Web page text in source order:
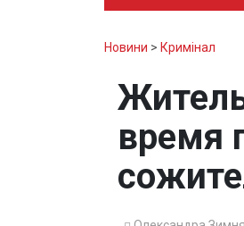
Новини > Кримінал
время